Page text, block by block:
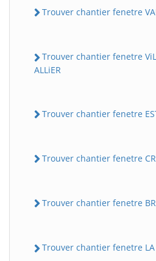
Trouver chantier fenetre
Trouver chantier fenetre
ALLiER
Trouver chantier fenetre
Trouver chantier fenetre
Trouver chantier fenetre
Trouver chantier fenetre LA